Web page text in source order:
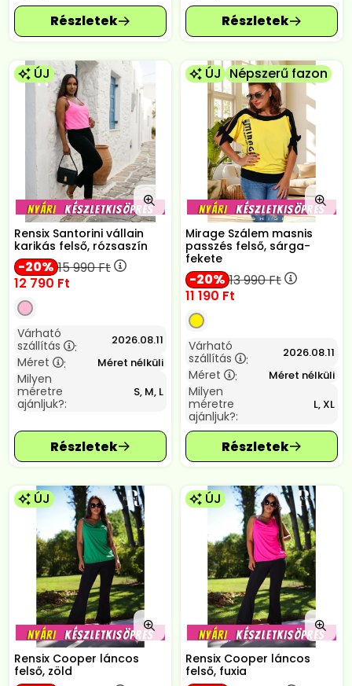
ÚJ
Rensix Santorini vállain
karikás felső, rózsaszín
20 15 990Ft
12 790 Ft
Várható
szállítás
: 2026.08.11
Méret : Méret nélküli
Milyen
méretre
ajánljuk?:
S, M, L
ÚJ Népszerű fazon
Mirage Szálem masnis
passzés felső, sárga-
fekete
20 13 990Ft
11 190 Ft
Várható
szállítás
: 2026.08.11
Méret : Méret nélküli
Milyen
méretre
ajánljuk?:
L, XL
ÚJ
Rensix Cooper láncos
felső, zöld
ÚJ
Rensix Cooper láncos
felső, fuxia